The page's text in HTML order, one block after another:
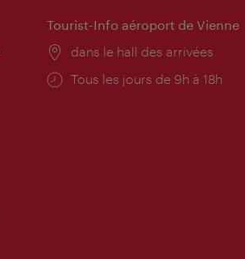
Tourist-Info aéroport de Vienne
Lieu:
dans le hall des arrivées
Horaires
Tous les jours de 9h à 18h